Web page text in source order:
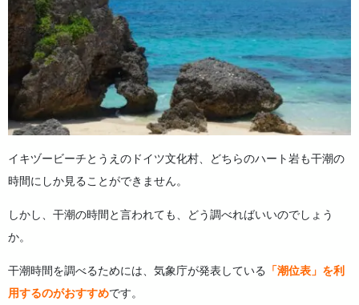
イキヅービーチとうえのドイツ文化村、どちらのハート岩も干潮の
時間にしか見ることができません。
しかし、干潮の時間と言われても、どう調べればいいのでしょう
か。
干潮時間を調べるためには、気象庁が発表している 「潮位表」を利
用するのがおすすめです。